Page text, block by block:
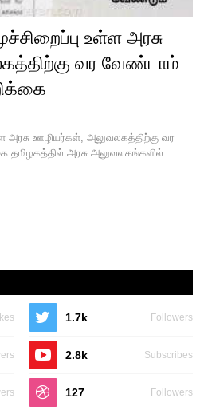
உள்ள அரசு
வர வேண்டாம்
அரசு ஊழியர்கள், அலுவலகத்திற்கு வர
தமிழகத்தில் அரசு அலுவலகங்களில்
1.7k Followers
2.8k Subscribes
127 Followers